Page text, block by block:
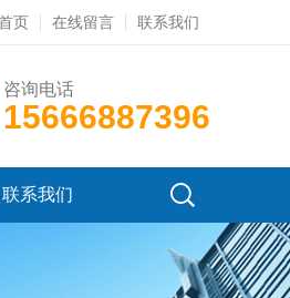
页 在线留言 联系我们
咨询电话
15666887396
联系我们